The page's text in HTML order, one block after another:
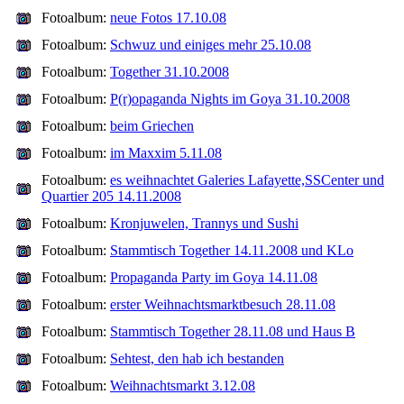
Fotoalbum: neue Fotos 17.10.08
Fotoalbum: Schwuz und einiges mehr 25.10.08
Fotoalbum: Together 31.10.2008
Fotoalbum: P(r)opaganda Nights im Goya 31.10.2008
Fotoalbum: beim Griechen
Fotoalbum: im Maxxim 5.11.08
Fotoalbum: es weihnachtet Galeries Lafayette,SSCenter und
Quartier 205 14.11.2008
Fotoalbum: Kronjuwelen, Trannys und Sushi
Fotoalbum: Stammtisch Together 14.11.2008 und KLo
Fotoalbum: Propaganda Party im Goya 14.11.08
Fotoalbum: erster Weihnachtsmarktbesuch 28.11.08
Fotoalbum: Stammtisch Together 28.11.08 und Haus B
Fotoalbum: Sehtest, den hab ich bestanden
Fotoalbum: Weihnachtsmarkt 3.12.08